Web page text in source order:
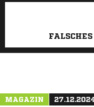
MAGAZIN